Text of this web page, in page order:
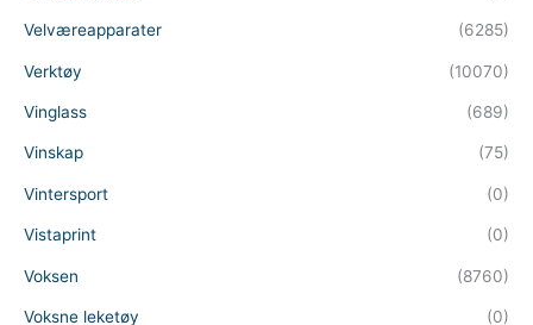
Velværeapparater (6285)
Verktøy (10070)
Vinglass (689)
Vinskap (75)
Vintersport (0)
Vistaprint (0)
Voksen (8760)
Voksne leketøy (0)